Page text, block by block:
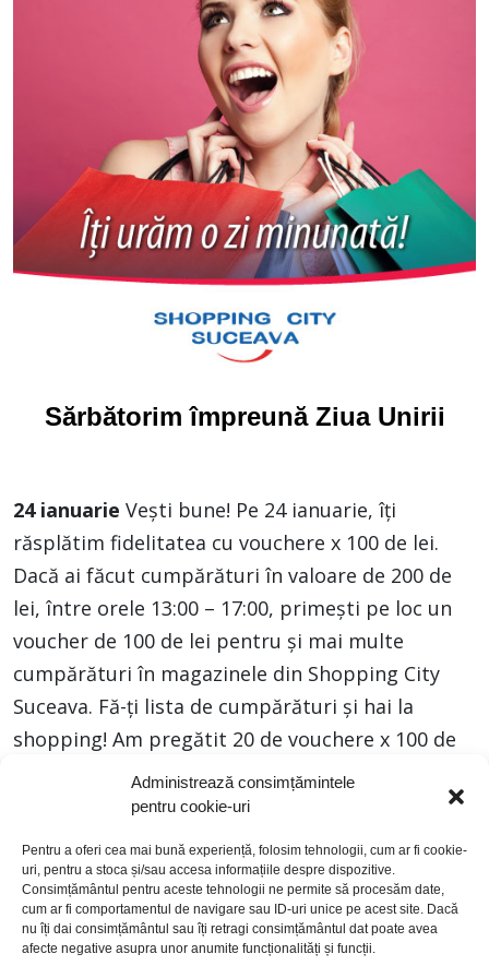
Administrează consimțămintele
pentru cookie-uri
Pentru a oferi cea mai bună experiență, folosim tehnologii, cum ar fi cookie-
uri, pentru a stoca și/sau accesa informațiile despre dispozitive.
Consimțământul pentru aceste tehnologii ne permite să procesăm date,
cum ar fi comportamentul de navigare sau ID-uri unice pe acest site. Dacă
nu îți dai consimțământul sau îți retragi consimțământul dat poate avea
afecte negative asupra unor anumite funcționalități și funcții.
Sărbătorim împreună Ziua Unirii
24 ianuarie Vești bune! Pe 24 ianuarie, îți
răsplătim fidelitatea cu vouchere x 100 de lei.
Dacă ai făcut cumpărături în valoare de 200 de
lei, între orele 13:00 – 17:00, primești pe loc un
voucher de 100 de lei pentru și mai multe
cumpărături în magazinele din Shopping City
Suceava. Fă-ți lista de cumpărături și hai la
shopping! Am pregătit 20 de vouchere x 100 de
lei și reduceri cum nu s-au mai văzut.
Regulament: SCS Regulament campanie 24